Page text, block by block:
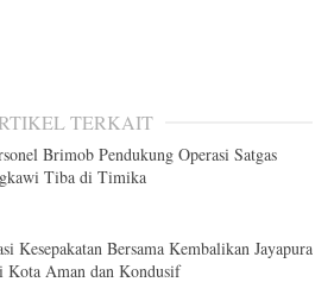
TERKAIT
Brimob Pendukung Operasi Satgas
Tiba di Timika
Kesepakatan Bersama Kembalikan Jayapura
Kota Aman dan Kondusif